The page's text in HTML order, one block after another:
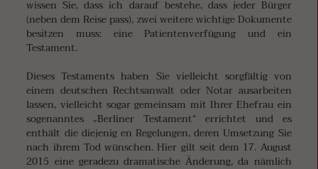
wissen Sie, dass ich darauf bestehe, dass jeder Bürger
(neben dem Reise pass), zwei weitere wichtige Dokumente
besitzen muss: eine Patientenverfügung und ein
Testament.
Dieses Testaments haben Sie vielleicht sorgfältig von
einem deutschen Rechtsanwalt oder Notar ausarbeiten
lassen, vielleicht sogar gemeinsam mit Ihrer Ehefrau ein
sogenanntes „Berliner Testament“ errichtet und es
enthält die diejenig en Regelungen, deren Umsetzung Sie
nach ihrem Tod wünschen. Hier gilt seit dem 17. August
2015 eine geradezu dramatische Änderung, da nämlich